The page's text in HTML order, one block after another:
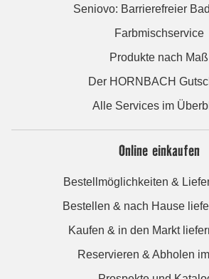
Seniovo: Barrierefreier
Farbmischservice
Produkte nach Maß
Der HORNBACH
Alle Services im
Online einkaufen
Bestellmöglichkeiten &
Bestellen & nach Hause
Kaufen & in den Markt
Reservieren & Abholen